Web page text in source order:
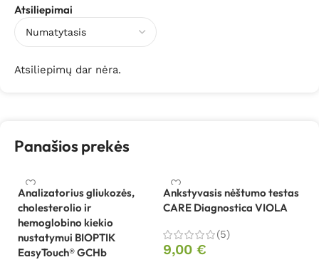
Atsiliepimai
Atsiliepimų dar nėra.
Panašios prekės
Analizatorius gliukozės,
cholesterolio ir
hemoglobino kiekio
nustatymui BIOPTIK
EasyTouch® GCHb
Ankstyvasis nėštumo testas
CARE Diagnostica VIOLA
(5)
9,00 €